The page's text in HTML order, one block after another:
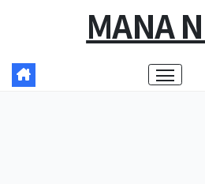
MANA